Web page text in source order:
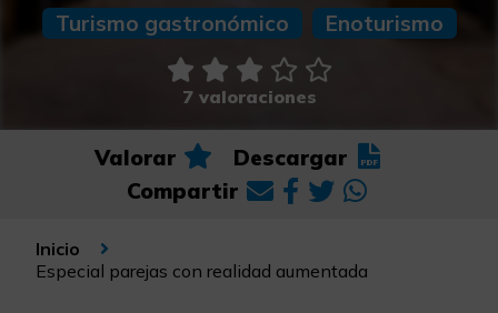
Experiencias en otoño
Experiencias Semana Santa
Turismo gastronómico Enoturismo
7 valoraciones
Valorar
Descargar
Compartir
Inicio
Especial parejas con realidad aumentada